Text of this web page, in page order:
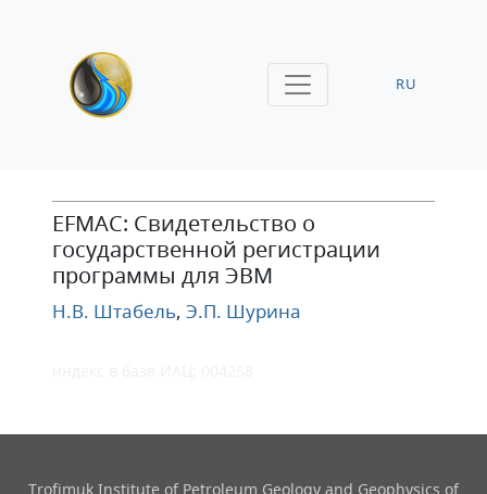
RU
EFMAC: Свидетельство о
государственной регистрации
программы для ЭВМ
Н.В. Штабель, Э.П. Шурина
Trofimuk Institute of Petroleum Geology and Geophysics​ of